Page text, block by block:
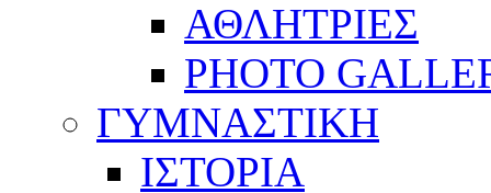
ΑΘΛΗΤΡΙΕΣ
PHOTO
ΓΥΜΝΑΣΤΙΚΗ
ΙΣΤΟΡΙΑ